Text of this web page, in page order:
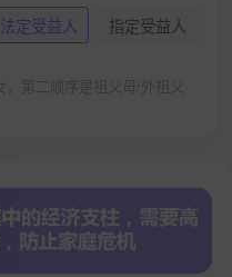
法定受益人 指定受益人